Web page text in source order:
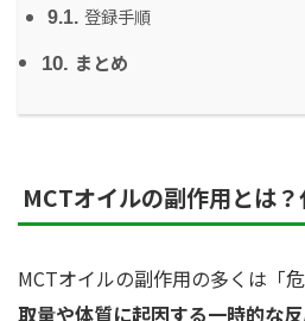
9.1. 登録手順
10. まとめ
MCTオイルの副作用とは
MCTオイルの副作用の多くは「
取量や体質に起因する一時的な